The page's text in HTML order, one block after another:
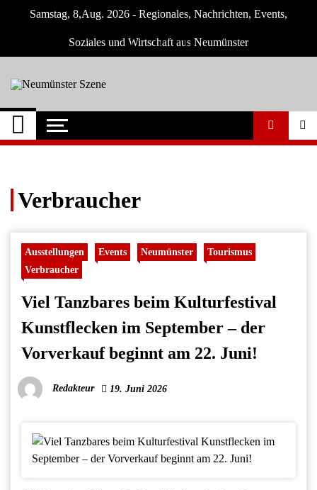
Samstag, 8,Aug. 2026 - Regionales, Nachrichten, Events,
Soziales und Wirtschaft aus Neumünster
Neumünster Szene
Neuigkeiten und Nachrichten aus
Neumünster und Umgebung
Verbraucher
Ausstellungen Events Neumünster
Tourismus
Verbraucher
Viel Tanzbares beim Kulturfestival
Kunstflecken im September – der
Vorverkauf beginnt am 22. Juni!
Redakteur 19. Juni 2026